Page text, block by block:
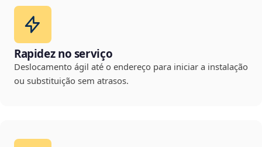
Rapidez no serviço
Deslocamento ágil até o endereço para iniciar a instalação
ou substituição sem atrasos.